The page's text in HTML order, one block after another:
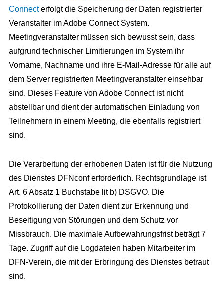
Connecterfolgt die Speicherung der Daten registrierter
Veranstalter im Adobe Connect System.
Meetingveranstalter müssen sich bewusst sein, dass
aufgrund technischer Limitierungen im System ihr
Vorname, Nachname und ihre E-Mail-Adresse für alle auf
dem Server registrierten Meetingveranstalter einsehbar
sind. Dieses Feature von Adobe Connect ist nicht
abstellbar und dient der automatischen Einladung von
Teilnehmern in einem Meeting, die ebenfalls registriert
sind.
Die Verarbeitung der erhobenen Daten ist für die Nutzung
des Dienstes DFNconf erforderlich. Rechtsgrundlage ist
Art. 6 Absatz 1 Buchstabe lit b) DSGVO. Die
Protokollierung der Daten dient zur Erkennung und
Beseitigung von Störungen und dem Schutz vor
Missbrauch. Die maximale Aufbewahrungsfrist beträgt 7
Tage. Zugriff auf die Logdateien haben Mitarbeiter im
DFN-Verein, die mit der Erbringung des Dienstes betraut
sind.